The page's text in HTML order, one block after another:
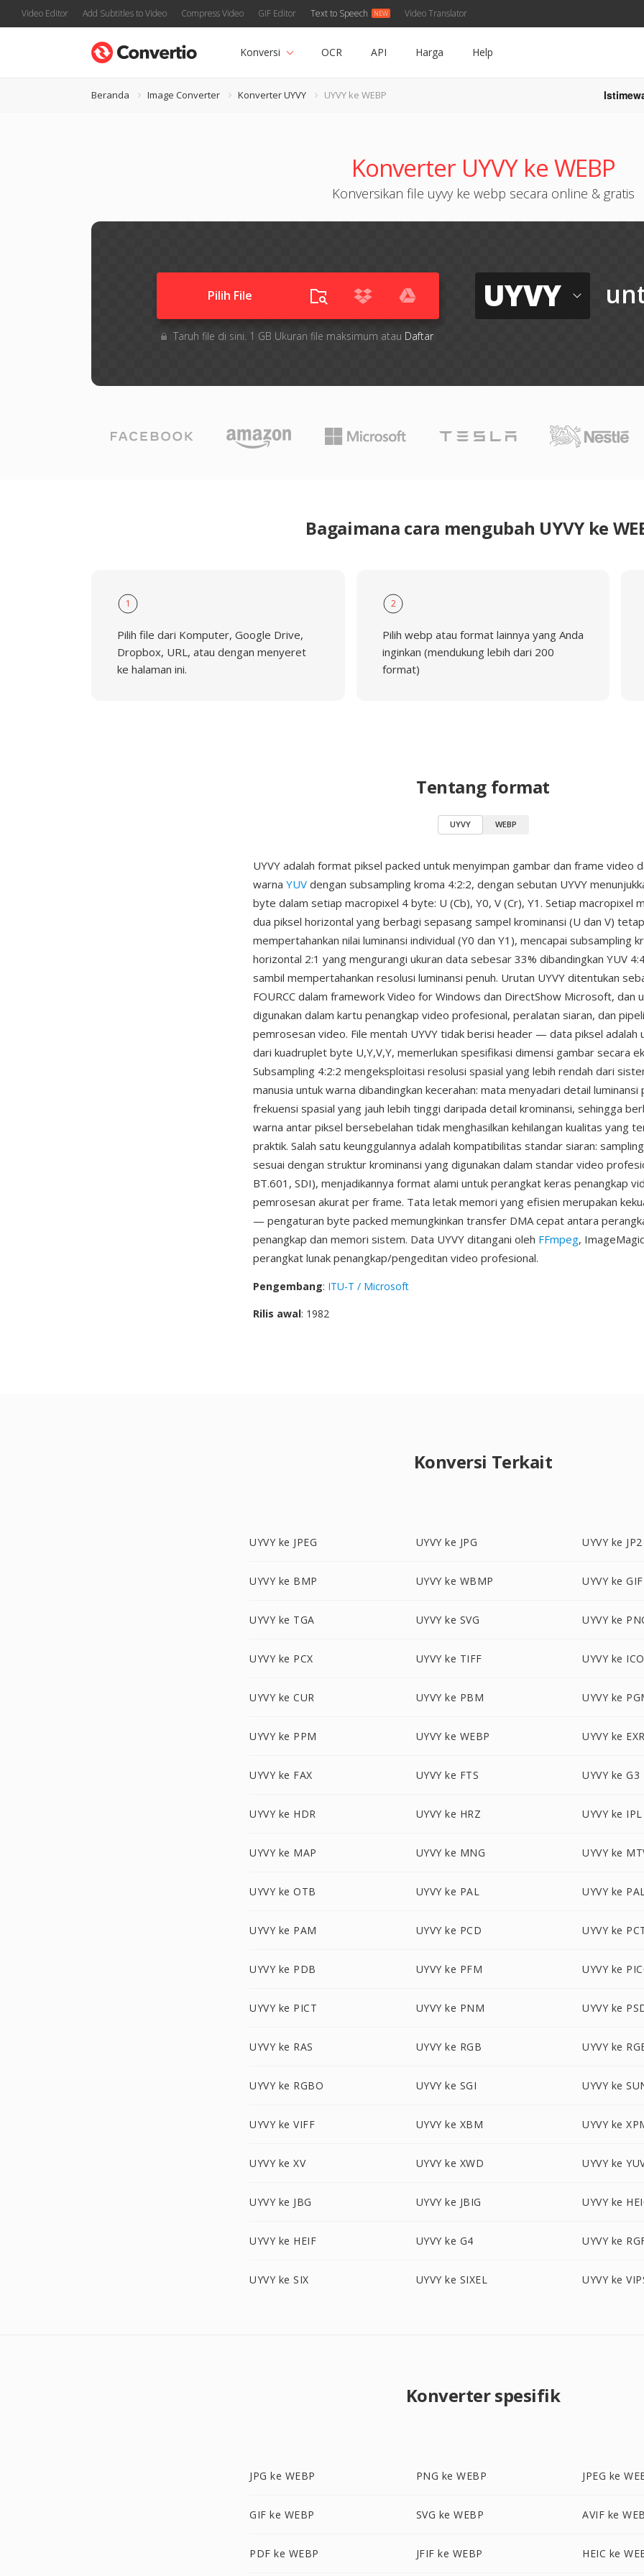
Video Editor Add Subtitles to Video Compress Video GIF Editor Text to Speech Video Translator
Konversi OCR API Harga Help
Beranda Image Converter Konverter UYVY UYVY ke WEBP
Konverter UYVY ke WEBP
Konversikan file uyvy ke webp secara online & gratis
Pilih File
Taruh file di sini. 1 GB Ukuran file maksimum atau Daftar
UYVY
Bagaimana cara mengubah UYVY ke
1
Pilih file dari Komputer, Google Drive,
Dropbox, URL, atau dengan menyeret
ke halaman ini.
2
Pilih webp atau format lainnya yang Anda
inginkan (mendukung lebih dari 200
format)
Tentang format
UYVY WEBP
UYVY adalah format piksel packed untuk menyimpan gambar dan frame video
warna YUV dengan subsampling kroma 4:2:2, dengan sebutan UYVY
byte dalam setiap macropixel 4 byte: U (Cb), Y0, V (Cr), Y1. Setiap macropixel
dua piksel horizontal yang berbagi sepasang sampel krominansi (U dan V)
mempertahankan nilai luminansi individual (Y0 dan Y1), mencapai subsampling
horizontal 2:1 yang mengurangi ukuran data sebesar 33% dibandingkan YUV
sambil mempertahankan resolusi luminansi penuh. Urutan UYVY ditentukan
FOURCC dalam framework Video for Windows dan DirectShow Microsoft, dan
digunakan dalam kartu penangkap video profesional, peralatan siaran, dan
pemrosesan video. File mentah UYVY tidak berisi header — data piksel adalah
dari kuadruplet byte U,Y,V,Y, memerlukan spesifikasi dimensi gambar secara
Subsampling 4:2:2 mengeksploitasi resolusi spasial yang lebih rendah dari
manusia untuk warna dibandingkan kecerahan: mata menyadari detail luminansi
frekuensi spasial yang jauh lebih tinggi daripada detail krominansi, sehingga
warna antar piksel bersebelahan tidak menghasilkan kehilangan kualitas yang
praktik. Salah satu keunggulannya adalah kompatibilitas standar siaran:
sesuai dengan struktur krominansi yang digunakan dalam standar video
BT.601, SDI), menjadikannya format alami untuk perangkat keras penangkap
pemrosesan akurat per frame. Tata letak memori yang efisien merupakan
— pengaturan byte packed memungkinkan transfer DMA cepat antara
penangkap dan memori sistem. Data UYVY ditangani oleh FFmpeg,
perangkat lunak penangkap/pengeditan video profesional.
Pengembang: ITU-T / Microsoft
Rilis awal: 1982
Konversi Terkait
UYVY ke JPEG UYVY ke JPG UYVY ke JP2
UYVY ke BMP UYVY ke WBMP UYVY ke GIF
UYVY ke TGA UYVY ke SVG UYVY ke
UYVY ke PCX UYVY ke TIFF UYVY ke ICO
UYVY ke CUR UYVY ke PBM UYVY ke
UYVY ke PPM UYVY ke WEBP UYVY ke EXR
UYVY ke FAX UYVY ke FTS UYVY ke G3
UYVY ke HDR UYVY ke HRZ UYVY ke IPL
UYVY ke MAP UYVY ke MNG UYVY ke
UYVY ke OTB UYVY ke PAL UYVY ke
UYVY ke PAM UYVY ke PCD UYVY ke
UYVY ke PDB UYVY ke PFM UYVY ke
UYVY ke PICT UYVY ke PNM UYVY ke
UYVY ke RAS UYVY ke RGB UYVY ke
UYVY ke RGBO UYVY ke SGI UYVY ke
UYVY ke VIFF UYVY ke XBM UYVY ke
UYVY ke XV UYVY ke XWD UYVY ke
UYVY ke JBG UYVY ke JBIG UYVY ke
UYVY ke HEIF UYVY ke G4 UYVY ke
UYVY ke SIX UYVY ke SIXEL UYVY ke
Konverter spesifik
JPG ke WEBP PNG ke WEBP JPEG ke
GIF ke WEBP SVG ke WEBP AVIF ke
PDF ke WEBP JFIF ke WEBP HEIC ke